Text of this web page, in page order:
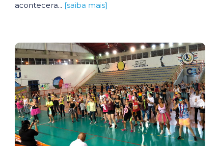
acontecera... [saiba mais]